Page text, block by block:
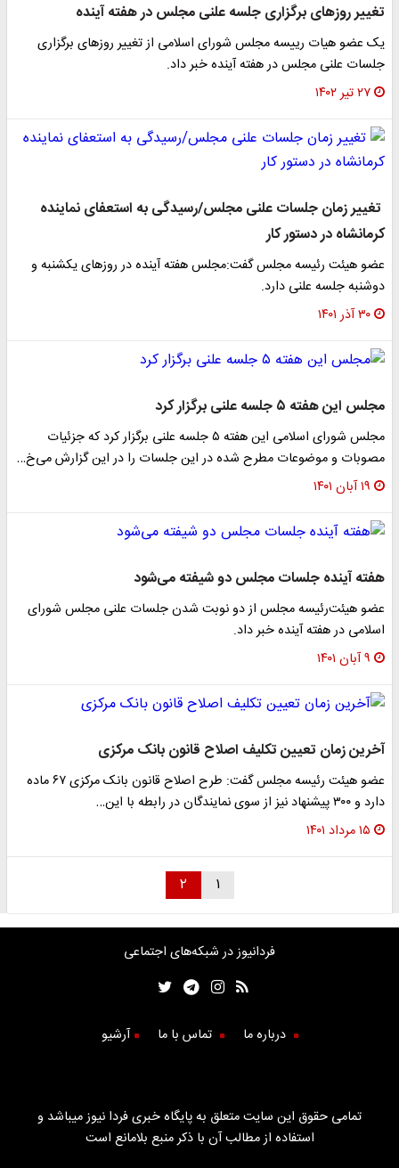
تغییر روزهای برگزاری جلسه علنی مجلس در هفته آینده
یک عضو هیات رییسه مجلس شورای اسلامی از تغییر روزهای برگزاری
جلسات علنی مجلس در هفته آینده خبر داد.
۲۷ تیر ۱۴۰۲
تغییر زمان جلسات علنی مجلس/رسیدگی به استعفای نماینده
کرمانشاه در دستور کار
عضو هیئت رئیسه مجلس گفت:مجلس هفته آینده در روزهای یکشنبه و
دوشنبه جلسه علنی دارد.
۳۰ آذر ۱۴۰۱
مجلس این هفته ۵ جلسه علنی برگزار کرد
مجلس شورای اسلامی این هفته ۵ جلسه علنی برگزار کرد که جزئیات
مصوبات و موضوعات مطرح شده در این جلسات را در این گزارش می‌خ…
۱۹ آبان ۱۴۰۱
هفته آینده جلسات مجلس دو شیفته می‌شود
عضو هیئت‌رئیسه مجلس از دو نوبت شدن جلسات علنی مجلس شورای
اسلامی در هفته آینده خبر داد.
۹ آبان ۱۴۰۱
آخرین زمان تعیین‌ تکلیف اصلاح قانون بانک مرکزی
عضو هیئت رئیسه مجلس گفت: طرح اصلاح قانون بانک مرکزی ۶۷ ماده
دارد و ۳۰۰ پیشنهاد نیز از سوی نمایندگان در رابطه با این…
۱۵ مرداد ۱۴۰۱
۱ ۲
فردانیوز در شبکه‌های اجتماعی
درباره ما تماس با ما آرشیو
تمامی حقوق این سایت متعلق به پایگاه خبری فردا نیوز میباشد و
استفاده از مطالب آن با ذکر منبع بلامانع است